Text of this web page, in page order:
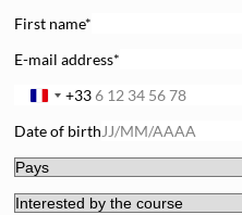
First name*
E-mail address*
France+33
Date of birth